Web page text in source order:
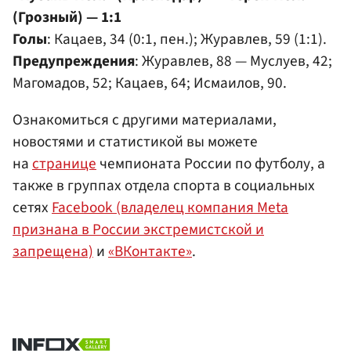
(Грозный) — 1:1
Голы: Кацаев, 34 (0:1, пен.); Журавлев, 59 (1:1).
Предупреждения: Журавлев, 88 — Муслуев, 42;
Магомадов, 52; Кацаев, 64; Исмаилов, 90.
Ознакомиться с другими материалами,
новостями и статистикой вы можете
настраницечемпионата России по футболу, а
также в группах отдела спорта в социальных
сетяхFacebook (владелец компания Meta
признана в России экстремистской и
запрещена)и«ВКонтакте».